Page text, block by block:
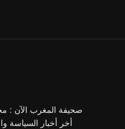
صحيفة المغرب الآن :
أخر أخبار السياسة